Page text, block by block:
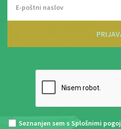
Seznanjen sem s Splošnimi